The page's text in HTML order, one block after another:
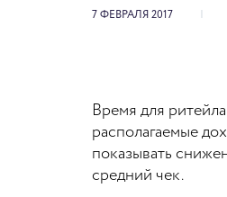
7 ФЕВРАЛЯ 2017
Время для
располагаемые
показывать
средний чек.